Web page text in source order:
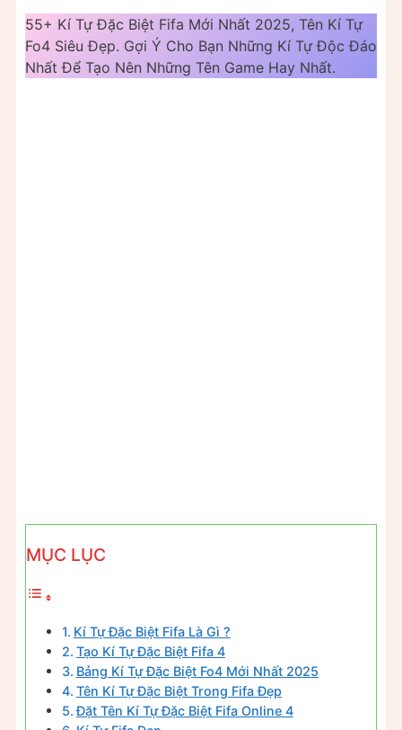
55+ Kí Tự Đặc Biệt Fifa Mới Nhất 2025, Tên Kí Tự
Fo4 Siêu Đẹp. Gợi Ý Cho Bạn Những Kí Tự Độc Đáo
Nhất Để Tạo Nên Những Tên Game Hay Nhất.
MỤC LỤC
Kí Tự Đặc Biệt Fifa Là Gì ?
Tạo Kí Tự Đặc Biệt Fifa 4
Bảng Kí Tự Đặc Biệt Fo4 Mới Nhất 2025
Tên Kí Tự Đặc Biệt Trong Fifa Đẹp
Đặt Tên Kí Tự Đặc Biệt Fifa Online 4